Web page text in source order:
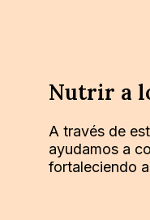
Nutrir a
A través de
ayudamos a
fortaleciendo